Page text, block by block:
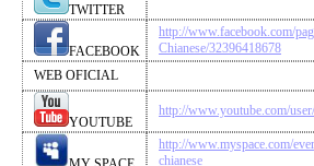
TWITTER
FACEBOOK
http://www.facebook.com/
Chianese/32396418678
WEB OFICIAL
YOUTUBE
http://www.youtube.com/
http://www.myspace.com/
chianese